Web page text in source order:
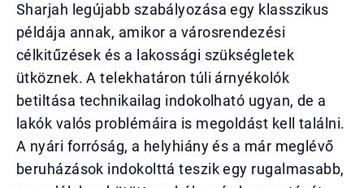
Sharjah legújabb szabályozása egy klasszikus
példája annak, amikor a városrendezési
célkitűzések és a lakossági szükségletek
ütköznek. A telekhatáron túli árnyékolók
betiltása technikailag indokolható ugyan, de a
lakók valós problémáira is megoldást kell találni.
A nyári forróság, a helyhiány és a már meglévő
beruházások indokolttá teszik egy rugalmasabb,